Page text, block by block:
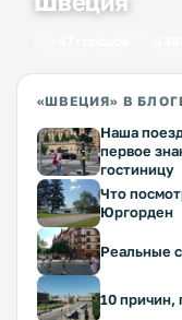
«ШВЕЦИЯ» В
Наша
первое
гостиницу
Что
Юргорден
Реальные
10 причин,